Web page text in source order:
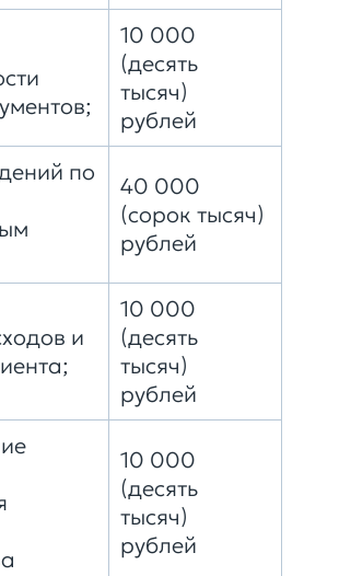
10 000
(десять
тысяч)
рублей
по
40 000
(сорок тысяч)
рублей
и
10 000
(десять
тысяч)
рублей
10 000
(десять
тысяч)
рублей